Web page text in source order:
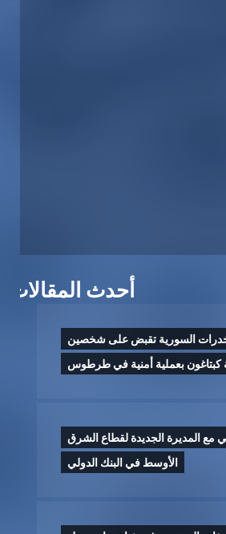
أحدث المقالات
السورية تقبض على شخصين
مع المديرة الجديدة لقطاع الشرق
الأوسط في البنك الدولي